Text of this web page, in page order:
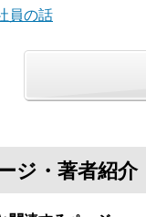
員の話
ジ・著者紹介